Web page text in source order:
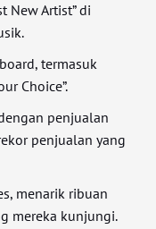
New Artist” di
termasuk
Choice”.
penjualan
penjualan yang
menarik ribuan
mereka kunjungi.